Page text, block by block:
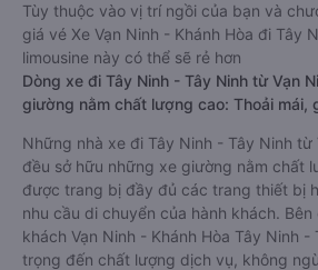
Tùy thuộc vào vị trí ngồi của bạn và
giá vé Xe Vạn Ninh - Khánh Hòa đi Tây
limousine này có thể sẽ rẻ hơn
Dòng xe đi Tây Ninh - Tây Ninh từ Vạn
giường nằm chất lượng cao: Thoải mái,
Những nhà xe đi Tây Ninh - Tây Ninh từ
đều sở hữu những xe giường nằm chất
được trang bị đầy đủ các trang thiết bị
nhu cầu di chuyển của hành khách.
khách Vạn Ninh - Khánh Hòa Tây Ninh -
trọng đến chất lượng dịch vụ, không